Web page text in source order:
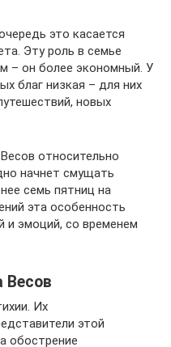
это касается
Эту роль в семье
– он более экономный. У
благ низкая – для них
новых
относительно
начнет смущать
семь пятниц на
эта особенность
и эмоций, со временем
Весов
Их
этой
обострение